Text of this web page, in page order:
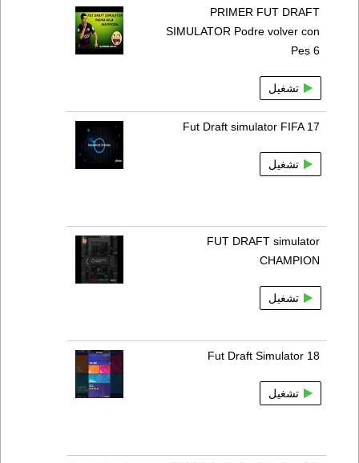
PRIMER FUT DRAFT
SIMULATOR Podre volver con
Pes 6
تشغيل
Fut Draft simulator FIFA 17
تشغيل
FUT DRAFT simulator
CHAMPION
تشغيل
Fut Draft Simulator 18
تشغيل